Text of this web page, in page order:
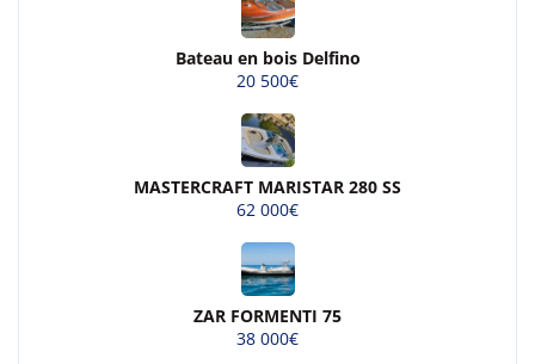
Bateau en bois Delfino
20 500€
MASTERCRAFT MARISTAR 280 SS
62 000€
ZAR FORMENTI 75
38 000€